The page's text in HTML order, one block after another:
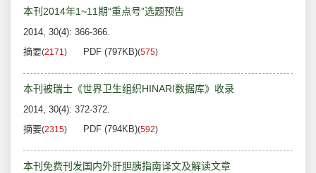
本刊2014年1~11期“重点号”选题预告
2014, 30(4): 366-366.
摘要(2171) PDF (797KB)(575)
本刊被瑞士《世界卫生组织HINARI数据库》收录
2014, 30(4): 372-372.
摘要(2315) PDF (794KB)(592)
本刊免费刊发国内外肝胆胰指南译文及解读文章